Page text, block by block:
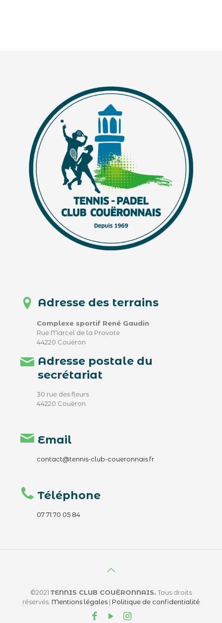
Adresse des terrains
Complexe sportif René Gaudin
Rue Marcel de la Provote
44220 Couëron
Adresse postale du
secrétariat
30 rue des fleurs
44220 Couëron
Email
contact@tennis-club-coueronnais.fr
Téléphone
07 71 70 05 84
©2021 TENNIS CLUB COUËRONNAIS. Tous droits
réservés. Mentions légales | Politique de confidentialité